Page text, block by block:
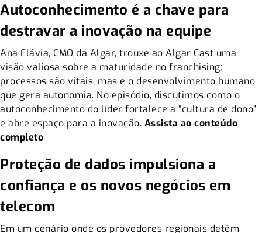
Autoconhecimento é a chave para
destravar a inovação na equipe
Ana Flávia, CMO da Algar, trouxe ao Algar Cast uma
visão valiosa sobre a maturidade no franchising:
processos são vitais, mas é o desenvolvimento humano
que gera autonomia. No episódio, discutimos como o
autoconhecimento do líder fortalece a “cultura de dono”
e abre espaço para a inovação. Assista ao conteúdo
completo
Proteção de dados impulsiona a
confiança e os novos negócios em
telecom
Em um cenário onde os provedores regionais detêm